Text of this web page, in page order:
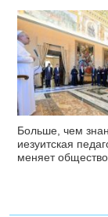
Больше, чем
иезуитская
меняет общество